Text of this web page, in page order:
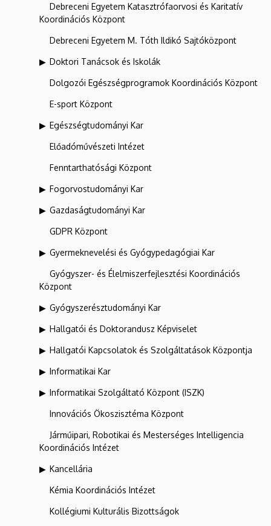
Debreceni Egyetem Katasztrófaorvosi és Karitatív
Koordinációs Központ
Debreceni Egyetem M. Tóth Ildikó Sajtóközpont
Doktori Tanácsok és Iskolák
Dolgozói Egészségprogramok Koordinációs Központ
E-sport Központ
Egészségtudományi Kar
Előadóművészeti Intézet
Fenntarthatósági Központ
Fogorvostudományi Kar
Gazdaságtudományi Kar
GDPR Központ
Gyermeknevelési és Gyógypedagógiai Kar
Gyógyszer- és Élelmiszerfejlesztési Koordinációs
Központ
Gyógyszerésztudományi Kar
Hallgatói és Doktorandusz Képviselet
Hallgatói Kapcsolatok és Szolgáltatások Központja
Informatikai Kar
Informatikai Szolgáltató Központ (ISZK)
Innovációs Ökoszisztéma Központ
Járműipari, Robotikai és Mesterséges Intelligencia
Koordinációs Intézet
Kancellária
Kémia Koordinációs Intézet
Kollégiumi Kulturális Bizottságok